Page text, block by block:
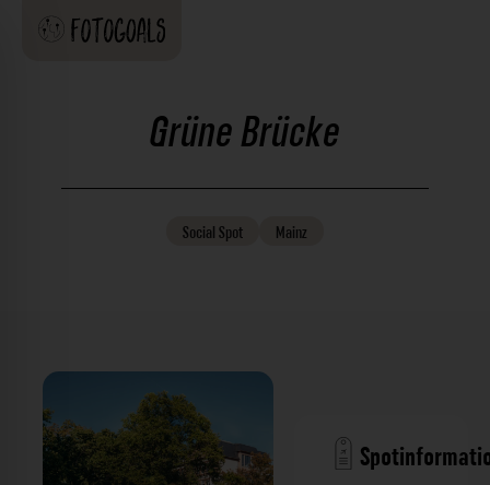
Grüne Brücke
Social Spot Mainz